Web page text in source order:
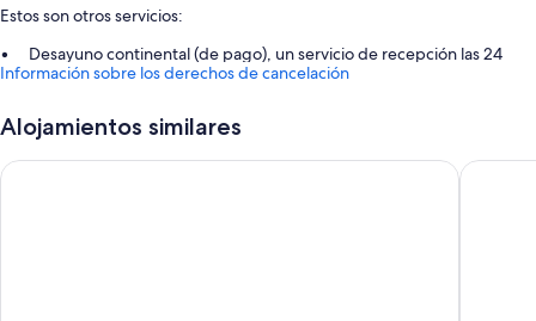
Estos son otros servicios:
Desayuno continental (de pago), un servicio de recepción las 24
horas y un ascensor
Los viajeros destacan la amabilidad del personal y su práctica
ubicación
Información sobre los derechos de cancelación
Alojamientos similares
Hilton Garden Inn London Heathrow Terminal 2 and 3